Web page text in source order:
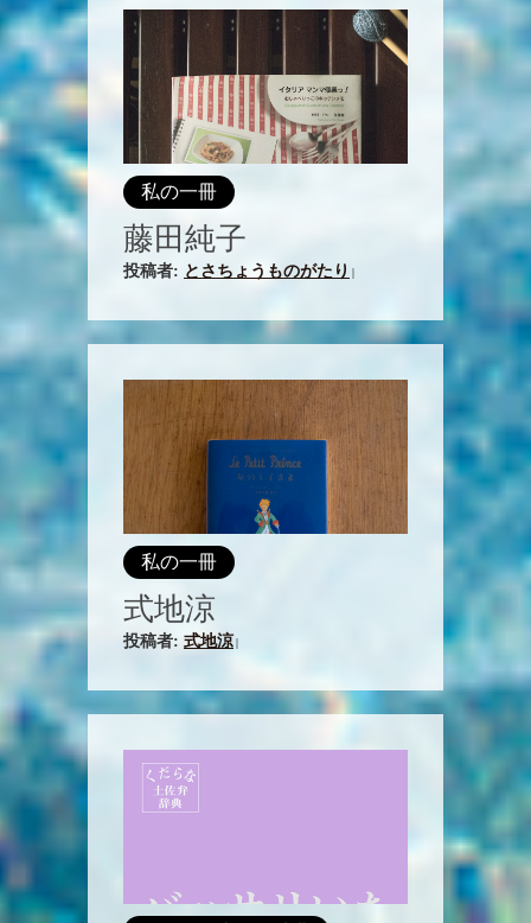
私の一冊
藤田純子
投稿者: とさちょうものがたり
私の一冊
式地涼
投稿者: 式地涼